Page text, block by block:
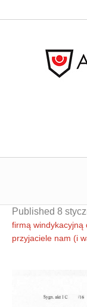
Published 8
firmą windykacyjną
przyjaciele nam (i